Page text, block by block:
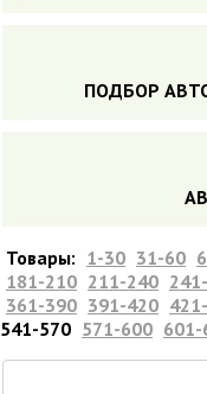
ПОДБОР
Товары: 1-30 31-60
181-210 211-240
361-390 391-420
541-570 571-600 601-